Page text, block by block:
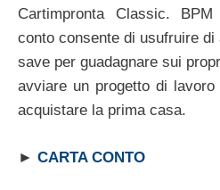
Cartimpronta Classic. BPM
conto consente di usufruire
save per guadagnare sui
avviare un progetto di
acquistare la prima casa.
► CARTA CONTO